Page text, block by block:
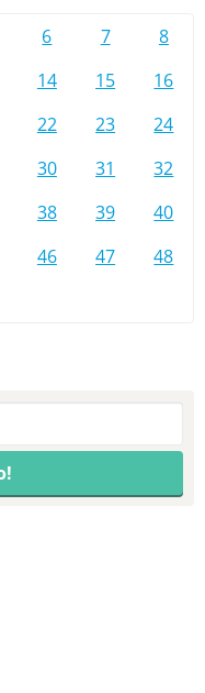
6 7
8
14 15
16
22 23
24
30 31
32
38 39 40
46 47
48